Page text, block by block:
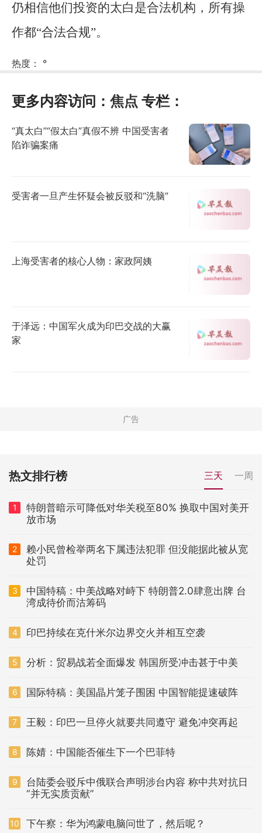
仍相信他们投资的太白是合法机构，所有操
作都“合法合规”。
热度： °
更多内容访问： 焦点 专栏：
“真太白”“假太白”真假不辨 中国受害者
陷诈骗案痛
受害者一旦产生怀疑会被反驳和“洗脑”
上海受害者的核心人物：家政阿姨
于泽远：中国军火成为印巴交战的大赢
家
热文排行榜 三天 一周
1
特朗普暗示可降低对华关税至80% 换取中国对美开
放市场
2
赖小民曾检举两名下属违法犯罪 但没能据此被从宽
处罚
3
中国特稿：中美战略对峙下 特朗普2.0肆意出牌 台
湾成待价而沽筹码
4 印巴持续在克什米尔边界交火并相互空袭
5 分析：贸易战若全面爆发 韩国所受冲击甚于中美
6 国际特稿：美国晶片笼子围困 中国智能提速破阵
7 王毅：印巴一旦停火就要共同遵守 避免冲突再起
8 陈婧：中国能否催生下一个巴菲特
9
台陆委会驳斥中俄联合声明涉台内容 称中共对抗日
“并无实质贡献”
10 下午察：华为鸿蒙电脑问世了，然后呢？